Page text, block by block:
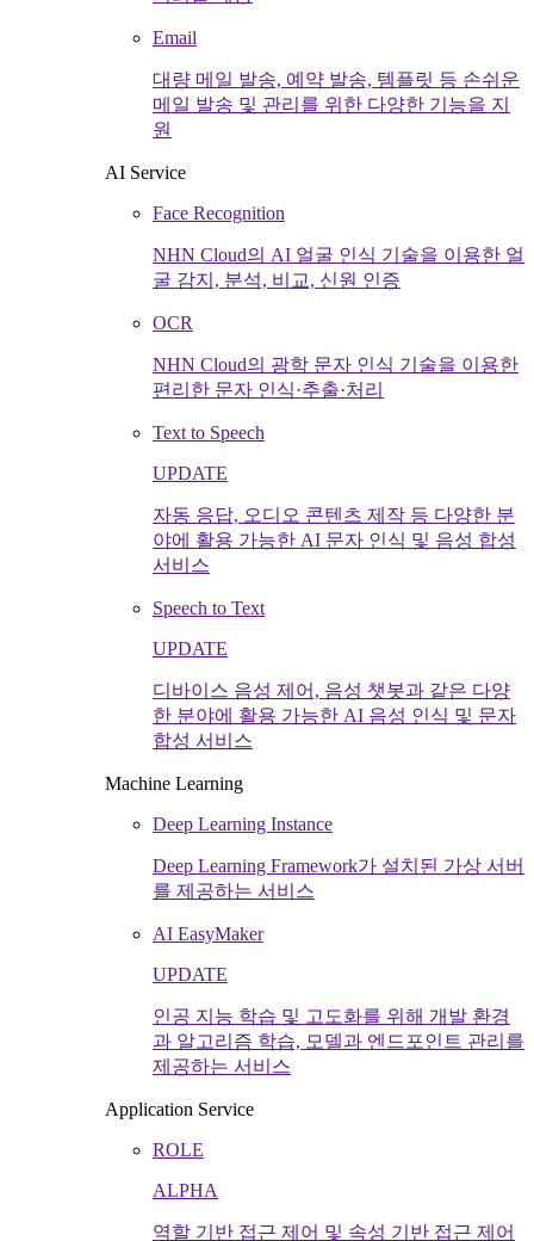
Email
대량 메일 발송, 예약 발송, 템플릿 등 손쉬운
메일 발송 및 관리를 위한 다양한 기능을 지
원
AI Service
Face Recognition
NHN Cloud의 AI 얼굴 인식 기술을 이용한 얼
굴 감지, 분석, 비교, 신원 인증
OCR
NHN Cloud의 광학 문자 인식 기술을 이용한
편리한 문자 인식·추출·처리
Text to Speech
UPDATE
자동 응답, 오디오 콘텐츠 제작 등 다양한 분
야에 활용 가능한 AI 문자 인식 및 음성 합성
서비스
Speech to Text
UPDATE
디바이스 음성 제어, 음성 챗봇과 같은 다양
한 분야에 활용 가능한 AI 음성 인식 및 문자
합성 서비스
Machine Learning
Deep Learning Instance
Deep Learning Framework가 설치된 가상 서버
를 제공하는 서비스
AI EasyMaker
UPDATE
인공 지능 학습 및 고도화를 위해 개발 환경
과 알고리즘 학습, 모델과 엔드포인트 관리를
제공하는 서비스
Application Service
ROLE
ALPHA
역할 기반 접근 제어 및 속성 기반 접근 제어